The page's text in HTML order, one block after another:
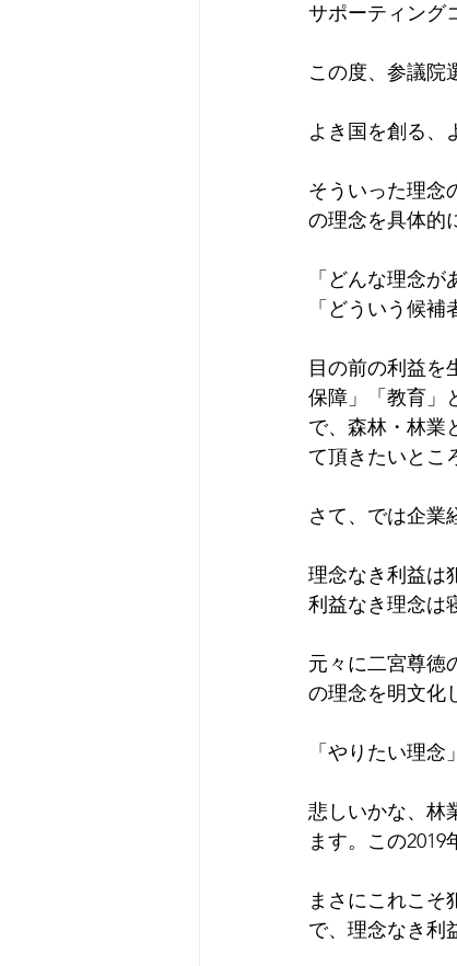
サポーティング
この度、参議院
よき国を創る、
そういった理念
の理念を具体的
「どんな理念が
「どういう候
目の前の利益を
保障」「教育」
で、森林・林業
て頂きたいとこ
さて、では企業
理念なき利益は
利益なき理念は
元々に二宮尊徳
の理念を明文化
「やりたい理
悲しいかな、林
ます。この
まさにこれこそ
で、理念なき利